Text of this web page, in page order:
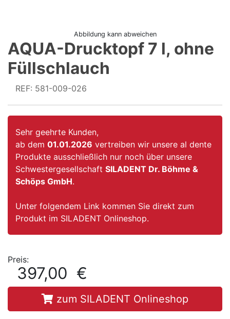
Abbildung kann abweichen
AQUA-Drucktopf 7 l, ohne
Füllschlauch
REF: 581-009-026
Sehr geehrte Kunden,
ab dem 01.01.2026 vertreiben wir unsere al dente
Produkte ausschließlich nur noch über unsere
Schwestergesellschaft SILADENT Dr. Böhme &
Schöps GmbH.
Unter folgendem Link kommen Sie direkt zum
Produkt im SILADENT Onlineshop.
Preis:
397,00 €
zum SILADENT Onlineshop